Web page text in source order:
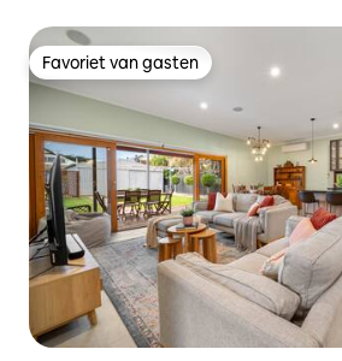
Favoriet van gasten
Favoriet van gasten